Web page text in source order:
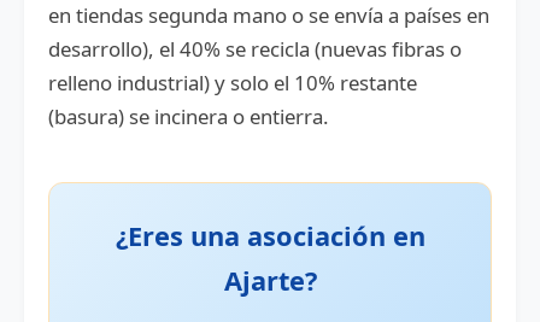
en tiendas segunda mano o se envía a países en
desarrollo), el 40% se recicla (nuevas fibras o
relleno industrial) y solo el 10% restante
(basura) se incinera o entierra.
¿Eres una asociación en
Ajarte?